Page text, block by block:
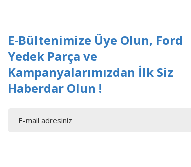
E-Bültenimize Üye Olun, Ford
Yedek Parça ve
Kampanyalarımızdan İlk Siz
Haberdar Olun !